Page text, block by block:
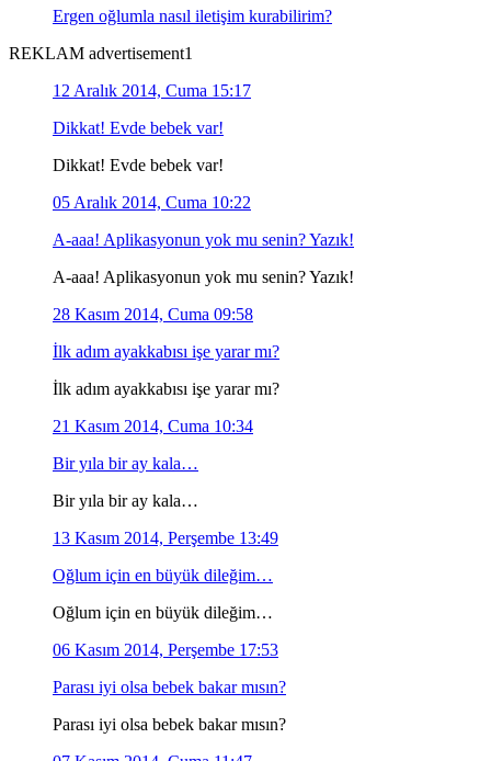
Ergen oğlumla nasıl iletişim kurabilirim?
REKLAM advertisement1
12 Aralık 2014, Cuma 15:17
Dikkat! Evde bebek var!
Dikkat! Evde bebek var!
05 Aralık 2014, Cuma 10:22
A-aaa! Aplikasyonun yok mu senin? Yazık!
A-aaa! Aplikasyonun yok mu senin? Yazık!
28 Kasım 2014, Cuma 09:58
İlk adım ayakkabısı işe yarar mı?
İlk adım ayakkabısı işe yarar mı?
21 Kasım 2014, Cuma 10:34
Bir yıla bir ay kala…
Bir yıla bir ay kala…
13 Kasım 2014, Perşembe 13:49
Oğlum için en büyük dileğim…
Oğlum için en büyük dileğim…
06 Kasım 2014, Perşembe 17:53
Parası iyi olsa bebek bakar mısın?
Parası iyi olsa bebek bakar mısın?